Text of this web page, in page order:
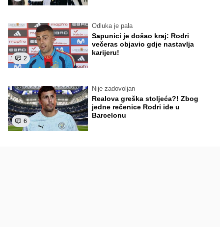
2
Odluka je pala
Sapunici je došao kraj: Rodri
večeras objavio gdje nastavlja
karijeru!
6
Nije zadovoljan
Realova greška stoljeća?! Zbog
jedne rečenice Rodri ide u
Barcelonu